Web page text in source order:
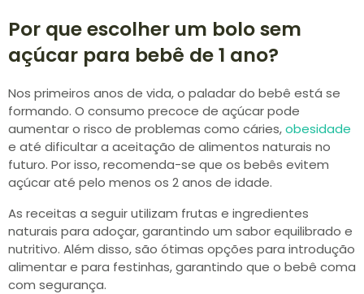
Por que escolher um bolo sem
açúcar para bebê de 1 ano?
Nos primeiros anos de vida, o paladar do bebê está se
formando. O consumo precoce de açúcar pode
aumentar o risco de problemas como cáries,obesidade
e até dificultar a aceitação de alimentos naturais no
futuro. Por isso, recomenda-se que os bebês evitem
açúcar até pelo menos os 2 anos de idade.
As receitas a seguir utilizam frutas e ingredientes
naturais para adoçar, garantindo um sabor equilibrado e
nutritivo. Além disso, são ótimas opções para introdução
alimentar e para festinhas, garantindo que o bebê coma
com segurança.